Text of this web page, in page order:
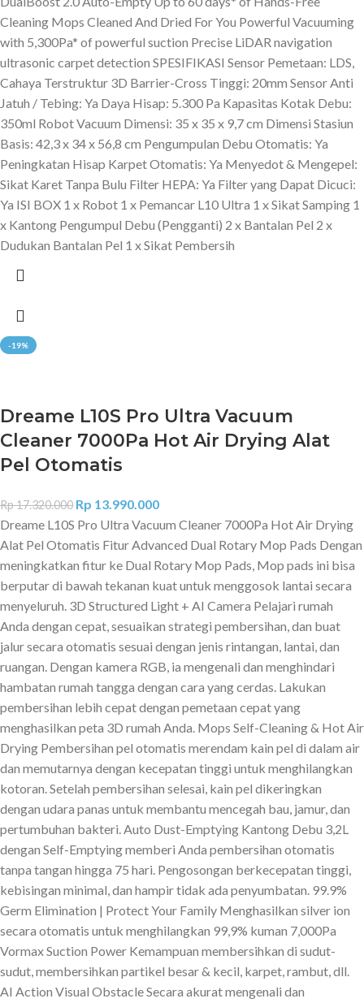
Cleaning Mops Cleaned And Dried For You Powerful Vacuuming
with 5,300Pa* of powerful suction Precise LiDAR navigation
ultrasonic carpet detection SPESIFIKASI Sensor Pemetaan: LDS,
Cahaya Terstruktur 3D Barrier-Cross Tinggi: 20mm Sensor Anti
Jatuh / Tebing: Ya Daya Hisap: 5.300 Pa Kapasitas Kotak Debu:
350ml Robot Vacuum Dimensi: 35 x 35 x 9,7 cm Dimensi Stasiun
Basis: 42,3 x 34 x 56,8 cm Pengumpulan Debu Otomatis: Ya
Peningkatan Hisap Karpet Otomatis: Ya Menyedot & Mengepel:
Sikat Karet Tanpa Bulu Filter HEPA: Ya Filter yang Dapat Dicuci:
Ya ISI BOX 1 x Robot 1 x Pemancar L10 Ultra 1 x Sikat Samping 1
x Kantong Pengumpul Debu (Pengganti) 2 x Bantalan Pel 2 x
Dudukan Bantalan Pel 1 x Sikat Pembersih
-19%
Dreame L10S Pro Ultra Vacuum
Cleaner 7000Pa Hot Air Drying Alat
Pel Otomatis
Rp17.320.000 Rp 13.990.000
Dreame L10S Pro Ultra Vacuum Cleaner 7000Pa Hot Air Drying
Alat Pel Otomatis Fitur Advanced Dual Rotary Mop Pads Dengan
meningkatkan fitur ke Dual Rotary Mop Pads, Mop pads ini bisa
berputar di bawah tekanan kuat untuk menggosok lantai secara
menyeluruh. 3D Structured Light + AI Camera Pelajari rumah
Anda dengan cepat, sesuaikan strategi pembersihan, dan buat
jalur secara otomatis sesuai dengan jenis rintangan, lantai, dan
ruangan. Dengan kamera RGB, ia mengenali dan menghindari
hambatan rumah tangga dengan cara yang cerdas. Lakukan
pembersihan lebih cepat dengan pemetaan cepat yang
menghasilkan peta 3D rumah Anda. Mops Self-Cleaning & Hot Air
Drying Pembersihan pel otomatis merendam kain pel di dalam air
dan memutarnya dengan kecepatan tinggi untuk menghilangkan
kotoran. Setelah pembersihan selesai, kain pel dikeringkan
dengan udara panas untuk membantu mencegah bau, jamur, dan
pertumbuhan bakteri. Auto Dust-Emptying Kantong Debu 3,2L
dengan Self-Emptying memberi Anda pembersihan otomatis
tanpa tangan hingga 75 hari. Pengosongan berkecepatan tinggi,
kebisingan minimal, dan hampir tidak ada penyumbatan. 99.9%
Germ Elimination | Protect Your Family Menghasilkan silver ion
secara otomatis untuk menghilangkan 99,9% kuman 7,000Pa
Vormax Suction Power Kemampuan membersihkan di sudut-
sudut, membersihkan partikel besar & kecil, karpet, rambut, dll.
AI Action Visual Obstacle Secara akurat mengenali dan